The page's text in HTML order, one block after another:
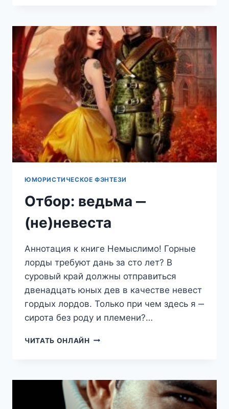
ЮМОРИСТИЧЕСКОЕ ФЭНТЕЗИ
Отбор: ведьма ‒
(не)невеста
Аннотация к книге Немыслимо! Горные
лорды требуют дань за сто лет? В
суровый край должны отправиться
двенадцать юных дев в качестве невест
гордых лордов. Только при чем здесь я ‒
сирота без роду и племени?…
ЧИТАТЬ ОНЛАЙН ОТБОР: